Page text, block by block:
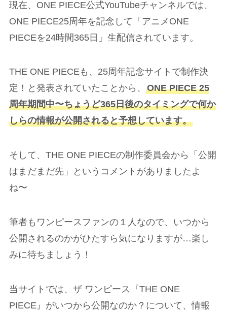
現在、ONE PIECE公式YouTubeチャンネルでは、
ONE PIECE25周年を記念して「アニメONE
PIECEを24時間365日」生配信されています。
THE ONE PIECEも、25周年記念サイトで制作決
定！と発表されていたことから、 ONE PIECE 25
周年期間中〜ちょうど365日後のタイミングで何か
しらの情報が公開されると予想しています。
そして、THE ONE PIECEの制作委員会から「公開
はまだまだ先」というコメントがありましたよ
ね〜
筆者もワンピースファンの１人なので、いつから
公開されるのかがひたすら気になりますが…楽し
みに待ちましょう！
当サイトでは、ザ ワンピース『THE ONE
PIECE』がいつから公開なのか？について、情報